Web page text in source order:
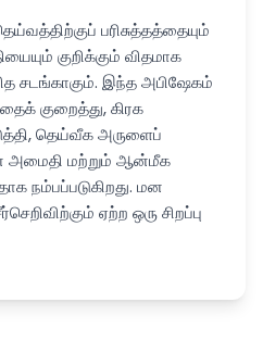
பரிசுத்தத்தையும்
குறிக்கும் விதமாக
சடங்காகும். இந்த அபிஷேகம்
குறைத்து, கிரக
தெய்வீக அருளைப்
அமைதி மற்றும் ஆன்மீக
நம்பப்படுகிறது. மன
ஏற்ற ஒரு சிறப்பு